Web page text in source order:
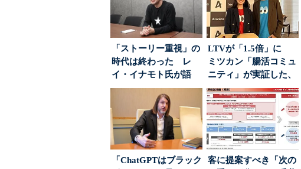
「ストーリー重視」の
時代は終わった レ
イ・イナモト氏が語
る、信頼を軸にしたブ
LTVが「1.5倍」に
ミツカン「腸活コミュ
ニティ」が実証した、
値上げ時代に選ば...
「ChatGPTはブラック
客に提案すべき「次の